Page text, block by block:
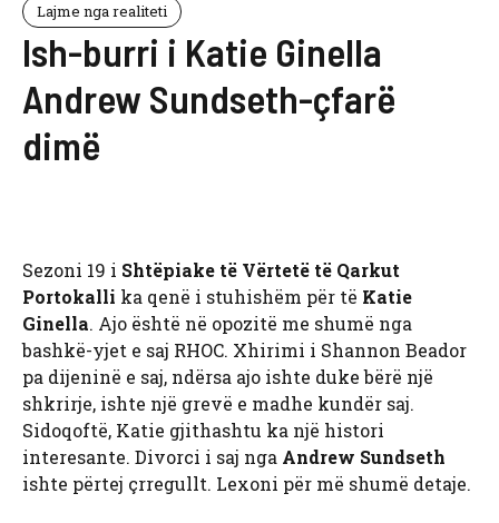
Lajme nga realiteti
Ish-burri i Katie Ginella
Andrew Sundseth-çfarë
dimë
Sezoni 19 i Shtëpiake të Vërtetë të Qarkut
Portokalli ka qenë i stuhishëm për të Katie
Ginella. Ajo është në opozitë me shumë nga
bashkë-yjet e saj RHOC. Xhirimi i Shannon Beador
pa dijeninë e saj, ndërsa ajo ishte duke bërë një
shkrirje, ishte një grevë e madhe kundër saj.
Sidoqoftë, Katie gjithashtu ka një histori
interesante. Divorci i saj nga Andrew Sundseth
ishte përtej çrregullt. Lexoni për më shumë detaje.